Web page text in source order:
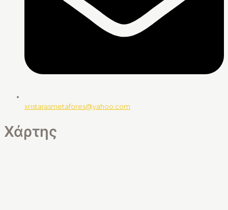
xristarasmetafores@yahoo.com
Χάρτης